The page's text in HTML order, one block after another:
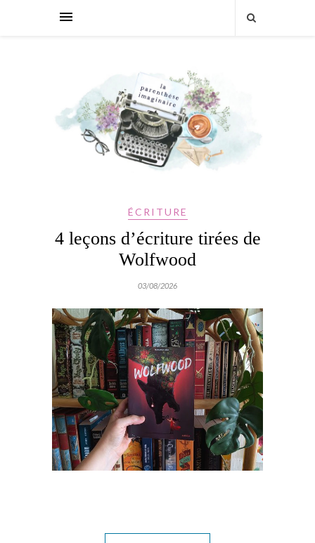
ÉCRITURE
4 leçons d’écriture tirées de
Wolfwood
03/08/2026